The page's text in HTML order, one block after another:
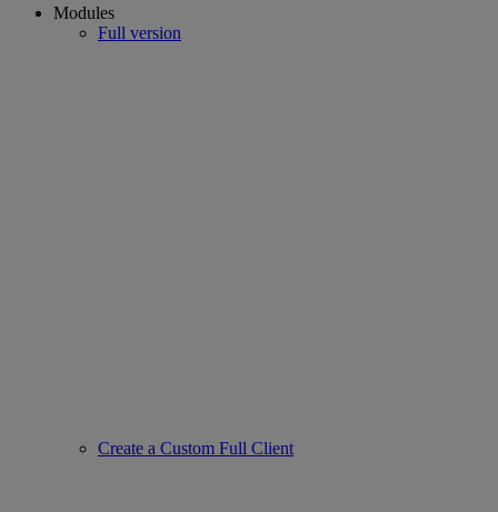
Modules
Full version
Create a Custom Full Client